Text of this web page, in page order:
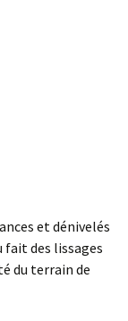
et dénivelés
fait des lissages
du terrain de